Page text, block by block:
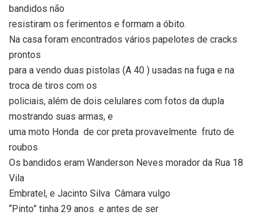
bandidos não
resistiram os ferimentos e formam a óbito.
Na casa foram encontrados vários papelotes de cracks
prontos
para a vendo duas pistolas (A 40 ) usadas na fuga e na
troca de tiros com os
policiais, além de dois celulares com fotos da dupla
mostrando suas armas, e
uma moto Honda de cor preta provavelmente fruto de
roubos
Os bandidos eram Wanderson Neves morador da Rua 18
Vila
Embratel, e Jacinto Silva Câmara vulgo
“Pinto” tinha 29 anos e antes de ser